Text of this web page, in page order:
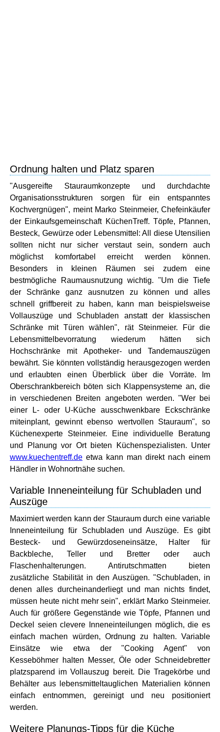
Ordnung halten und Platz sparen
"Ausgereifte Stauraumkonzepte und durchdachte
Organisationsstrukturen sorgen für ein entspanntes
Kochvergnügen", meint Marko Steinmeier, Chefeinkäufer
der Einkaufsgemeinschaft KüchenTreff. Töpfe, Pfannen,
Besteck, Gewürze oder Lebensmittel: All diese Utensilien
sollten nicht nur sicher verstaut sein, sondern auch
möglichst komfortabel erreicht werden können.
Besonders in kleinen Räumen sei zudem eine
bestmögliche Raumausnutzung wichtig. "Um die Tiefe
der Schränke ganz ausnutzen zu können und alles
schnell griffbereit zu haben, kann man beispielsweise
Vollauszüge und Schubladen anstatt der klassischen
Schränke mit Türen wählen", rät Steinmeier. Für die
Lebensmittelbevorratung wiederum hätten sich
Hochschränke mit Apotheker- und Tandemauszügen
bewährt. Sie könnten vollständig herausgezogen werden
und erlaubten einen Überblick über die Vorräte. Im
Oberschrankbereich böten sich Klappensysteme an, die
in verschiedenen Breiten angeboten werden. "Wer bei
einer L- oder U-Küche ausschwenkbare Eckschränke
miteinplant, gewinnt ebenso wertvollen Stauraum", so
Küchenexperte Steinmeier. Eine individuelle Beratung
und Planung vor Ort bieten Küchenspezialisten. Unter
www.kuechentreff.de etwa kann man direkt nach einem
Händler in Wohnortnähe suchen.
Variable Inneneinteilung für Schubladen und
Auszüge
Maximiert werden kann der Stauraum durch eine variable
Inneneinteilung für Schubladen und Auszüge. Es gibt
Besteck- und Gewürzdoseneinsätze, Halter für
Backbleche, Teller und Bretter oder auch
Flaschenhalterungen. Antirutschmatten bieten
zusätzliche Stabilität in den Auszügen. "Schubladen, in
denen alles durcheinanderliegt und man nichts findet,
müssen heute nicht mehr sein", erklärt Marko Steinmeier.
Auch für größere Gegenstände wie Töpfe, Pfannen und
Deckel seien clevere Inneneinteilungen möglich, die es
einfach machen würden, Ordnung zu halten. Variable
Einsätze wie etwa der "Cooking Agent" von
Kesseböhmer halten Messer, Öle oder Schneidebretter
platzsparend im Vollauszug bereit. Die Tragekörbe und
Behälter aus lebensmitteltauglichen Materialien können
einfach entnommen, gereinigt und neu positioniert
werden.
Weitere Planungs-Tipps für die Küche